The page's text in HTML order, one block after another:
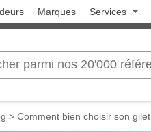
Marques Services
> Comment bien choisir son